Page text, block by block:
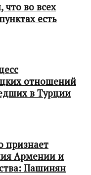
что во всех
есть
отношений
в Турции
признает
Армении и
Пашинян